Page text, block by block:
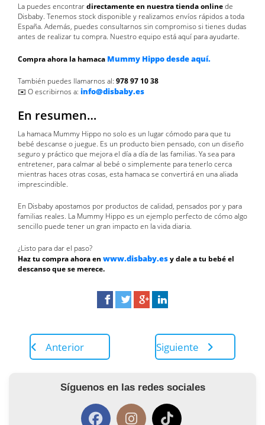
La puedes encontrardirectamente en nuestra tienda onlinede
Disbaby. Tenemos stock disponible y realizamos envíos rápidos a toda
España. Además, puedes consultarnos sin compromiso si tienes dudas
antes de realizar tu compra. Nuestro equipo está aquí para ayudarte.
Compra ahora la hamaca Mummy Hippo desde aquí.
También puedes llamarnos al: 978 97 10 38
✉️ O escribirnos a: info@disbaby.es
En resumen…
La hamaca Mummy Hippo no solo es un lugar cómodo para que tu
bebé descanse o juegue. Es un producto bien pensado, con un diseño
seguro y práctico que mejora el día a día de las familias. Ya sea para
entretener, para calmar al bebé o simplemente para tenerlo cerca
mientras haces otras cosas, esta hamaca se convertirá en una aliada
imprescindible.
En Disbaby apostamos por productos de calidad, pensados por y para
familias reales. La Mummy Hippo es un ejemplo perfecto de cómo algo
sencillo puede tener un gran impacto en la vida diaria.
¿Listo para dar el paso?
Haz tu compra ahora en www.disbaby.esy dale a tu bebé el
descanso que se merece.
Anterior Siguiente
Síguenos en las redes sociales